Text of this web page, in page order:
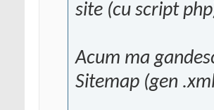
site (cu script
Acum ma
Sitemap (gen